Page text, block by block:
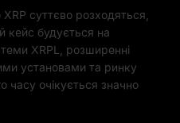
суттєво розходяться,
кейс будується на
XRPL, розширенні
установами та ринку
часу очікується значно